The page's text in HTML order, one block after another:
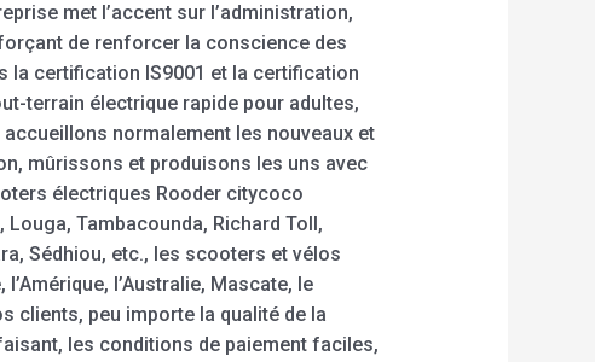
met l’accent sur l’administration,
de renforcer la conscience des
la certification IS9001 et la certification
terrain électrique rapide pour adultes,
normalement les nouveaux et
mûrissons et produisons les uns avec
électriques Rooder citycoco
Tambacounda, Richard Toll,
Sédhiou, etc., les scooters et vélos
l’Australie, Mascate, le
clients, peu importe la qualité de la
les conditions de paiement faciles,